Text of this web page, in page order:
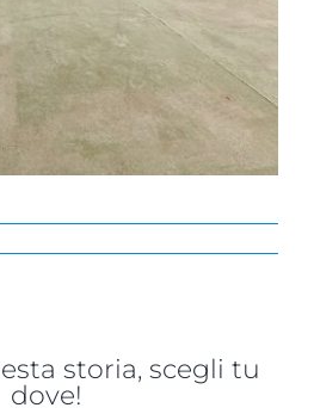
storia, scegli tu
dove!